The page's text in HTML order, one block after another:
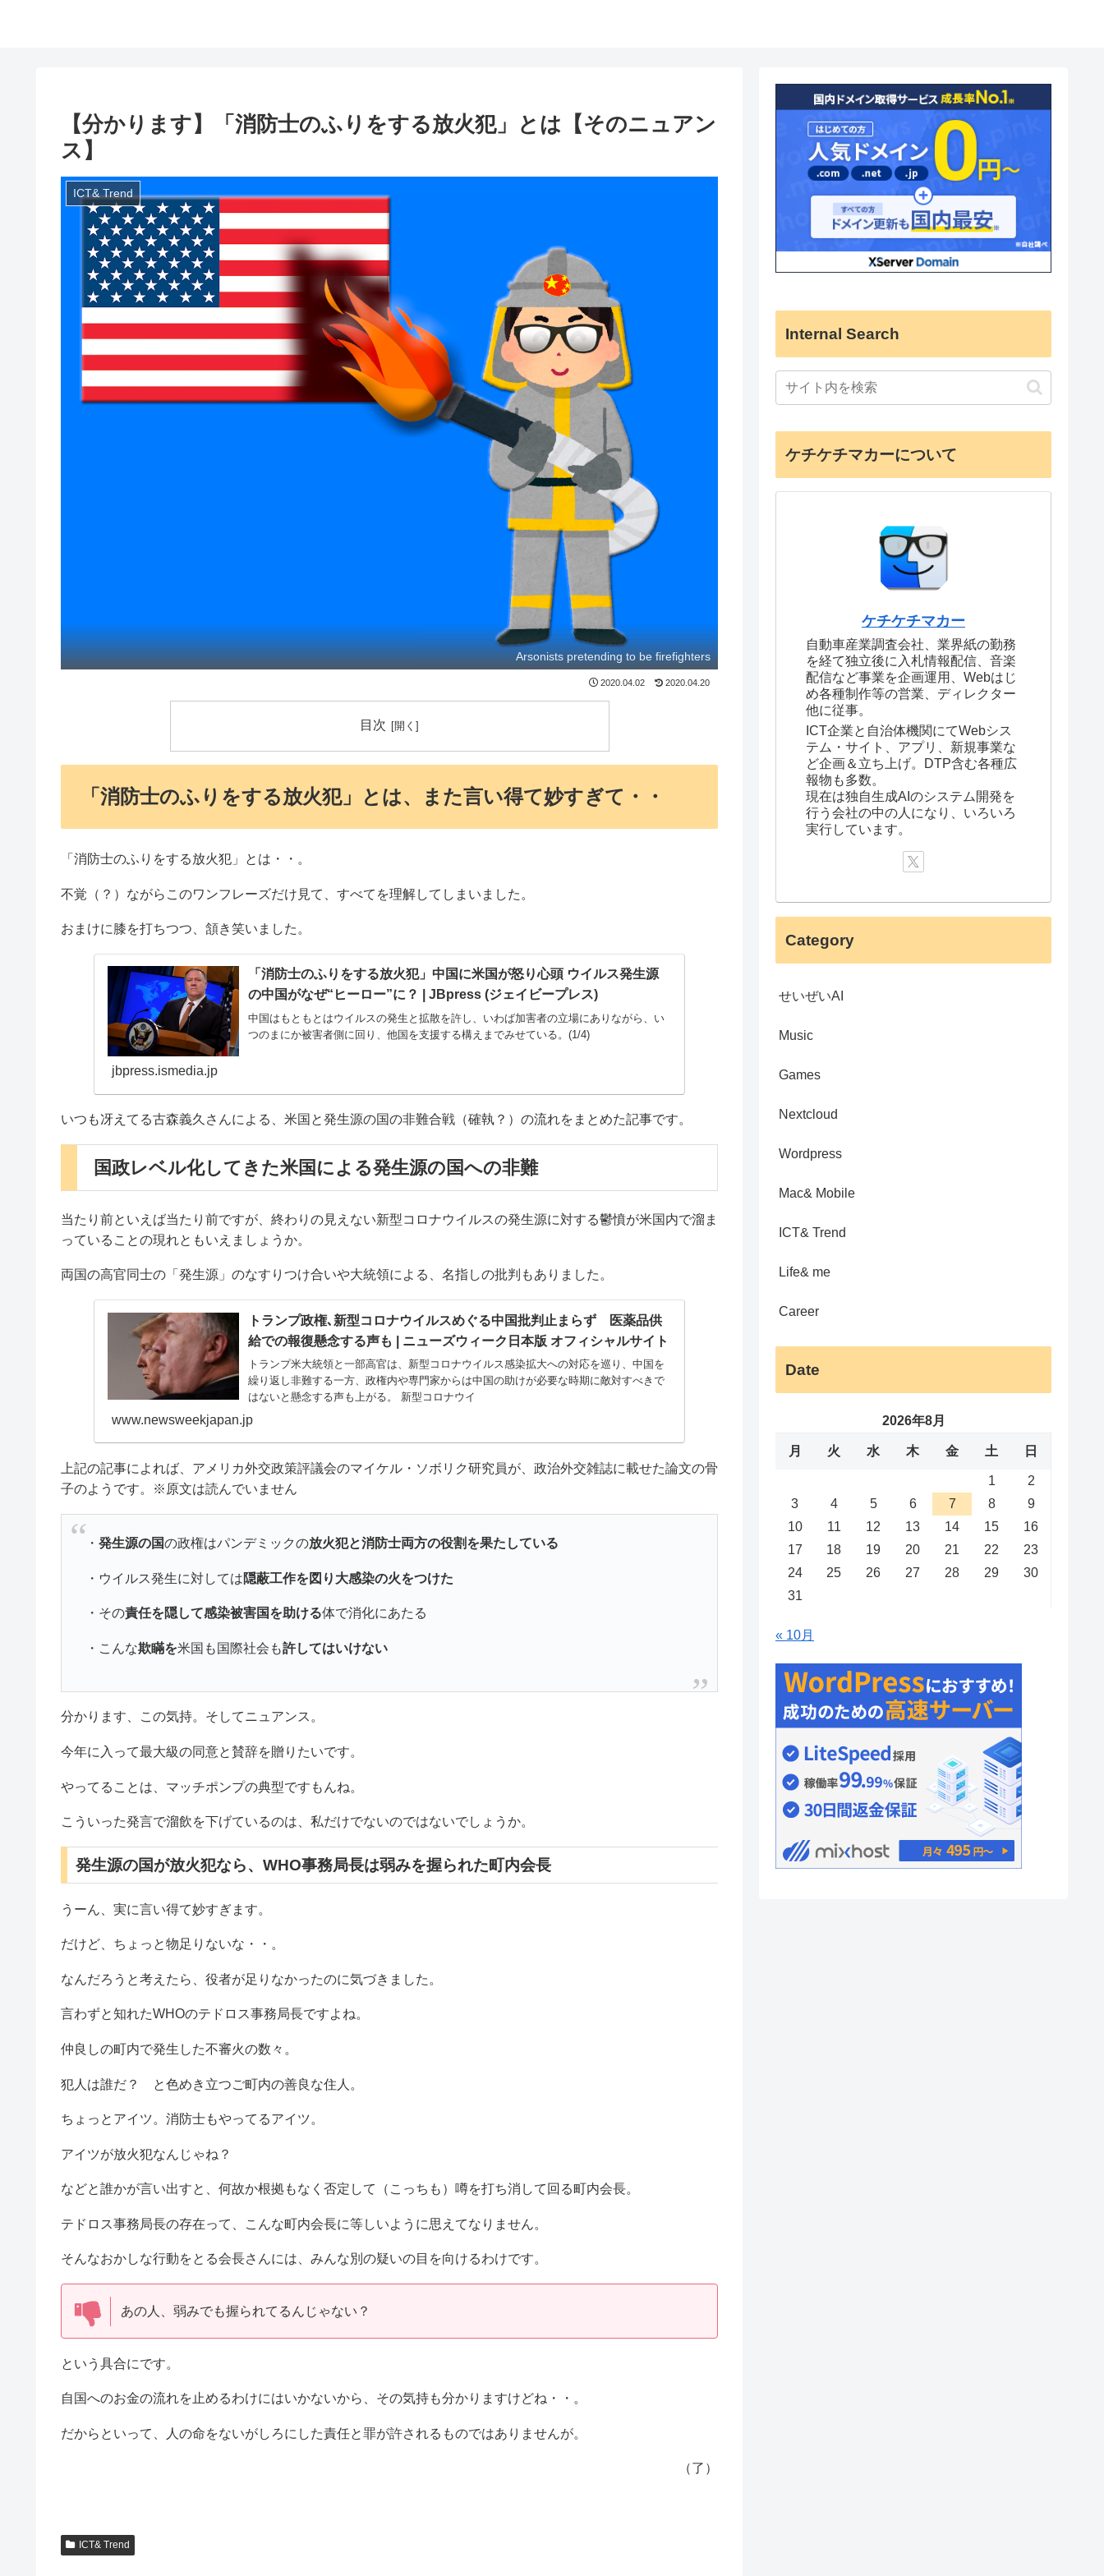
【分かります】「消防士のふりをする放火犯」とは【そのニュアン
ス】
ICT& Trend
Arsonists pretending to be firefighters
2020.04.02 2020.04.20
目次
「消防士のふりをする放火犯」とは、また言い得て妙すぎて・・
「消防士のふりをする放火犯」とは・・。
不覚（？）ながらこのワンフレーズだけ見て、すべてを理解してしまいました。
おまけに膝を打ちつつ、頷き笑いました。
「消防士のふりをする放火犯」中国に米国が怒り心頭 ウイルス発生源
の中国がなぜ“ヒーロー”に？ | JBpress (ジェイビープレス)
中国はもともとはウイルスの発生と拡散を許し、いわば加害者の立場にありながら、い
つのまにか被害者側に回り、他国を支援する構えまでみせている。(1/4)
jbpress.ismedia.jp
いつも冴えてる古森義久さんによる、米国と発生源の国の非難合戦（確執？）の流れをまとめた記事です。
国政レベル化してきた米国による発生源の国への非難
当たり前といえば当たり前ですが、終わりの見えない新型コロナウイルスの発生源に対する鬱憤が米国内で溜ま
っていることの現れともいえましょうか。
両国の高官同士の「発生源」のなすりつけ合いや大統領による、名指しの批判もありました。
トランプ政権､新型コロナウイルスめぐる中国批判止まらず 医薬品供
給での報復懸念する声も | ニューズウィーク日本版 オフィシャルサイト
トランプ米大統領と一部高官は、新型コロナウイルス感染拡大への対応を巡り、中国を
繰り返し非難する一方、政権内や専門家からは中国の助けが必要な時期に敵対すべきで
はないと懸念する声も上がる。 新型コロナウイ
www.newsweekjapan.jp
上記の記事によれば、アメリカ外交政策評議会のマイケル・ソボリク研究員が、政治外交雑誌に載せた論文の骨
子のようです。※原文は読んでいません
・ 発生源の国の政権はパンデミックの放火犯と消防士両方の役割を果たしている
・ウイルス発生に対しては隠蔽工作を図り大感染の火をつけた
・その責任を隠して感染被害国を助ける体で消化にあたる
・こんな欺瞞を米国も国際社会も許してはいけない
分かります、この気持。そしてニュアンス。
今年に入って最大級の同意と賛辞を贈りたいです。
やってることは、マッチポンプの典型ですもんね。
こういった発言で溜飲を下げているのは、私だけでないのではないでしょうか。
発生源の国が放火犯なら、WHO事務局長は弱みを握られた町内会長
うーん、実に言い得て妙すぎます。
だけど、ちょっと物足りないな・・。
なんだろうと考えたら、役者が足りなかったのに気づきました。
言わずと知れたWHOのテドロス事務局長ですよね。
仲良しの町内で発生した不審火の数々。
犯人は誰だ？ と色めき立つご町内の善良な住人。
ちょっとアイツ。消防士もやってるアイツ。
アイツが放火犯なんじゃね？
などと誰かが言い出すと、何故か根拠もなく否定して（こっちも）噂を打ち消して回る町内会長。
テドロス事務局長の存在って、こんな町内会長に等しいように思えてなりません。
そんなおかしな行動をとる会長さんには、みんな別の疑いの目を向けるわけです。
あの人、弱みでも握られてるんじゃない？
という具合にです。
自国へのお金の流れを止めるわけにはいかないから、その気持も分かりますけどね・・。
だからといって、人の命をないがしろにした責任と罪が許されるものではありませんが。
（了）
ICT& Trend
Internal Search
ケチケチマカーについて
ケチケチマカー
自動車産業調査会社、業界紙の勤務
を経て独立後に入札情報配信、音楽
配信など事業を企画運用、Webはじ
め各種制作等の営業、ディレクター
他に従事。
ICT企業と自治体機関にてWebシス
テム・サイト、アプリ、新規事業な
ど企画＆立ち上げ。DTP含む各種広
報物も多数。
現在は独自生成AIのシステム開発を
行う会社の中の人になり、いろいろ
実行しています。
Category
せいぜいAI
Music
Games
Nextcloud
Wordpress
Mac& Mobile
ICT& Trend
Life& me
Career
Date
2026年8月
月 火 水 木 金 土 日
1
2
3
4 5 6 7 8
9
10
11 12 13 14 15
16
17
18 19 20 21 22
23
24
25 26 27 28 29
30
31
« 10月